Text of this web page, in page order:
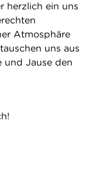
herzlich ein uns
Atmosphäre
uns aus
und Jause den